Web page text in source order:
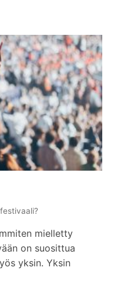
mielletty
on suosittua
yksin. Yksin